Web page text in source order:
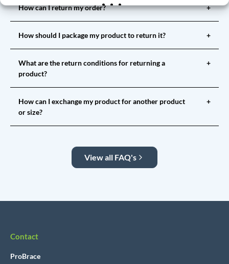
How can I return my order? +
How should I package my product to return it? +
What are the return conditions for returning a
product?
+
How can I exchange my product for another product
or size?
+
View all FAQ's
Contact
ProBrace